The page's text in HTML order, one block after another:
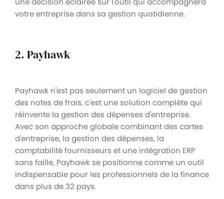
votre entreprise dans sa gestion quotidienne.
2. Payhawk
Payhawk n'est pas seulement un logiciel de gestion
des notes de frais, c'est une solution complète qui
réinvente la gestion des dépenses d'entreprise.
Avec son approche globale combinant des cartes
d'entreprise, la gestion des dépenses, la
comptabilité fournisseurs et une intégration ERP
sans faille, Payhawk se positionne comme un outil
indispensable pour les professionnels de la finance
dans plus de 32 pays.